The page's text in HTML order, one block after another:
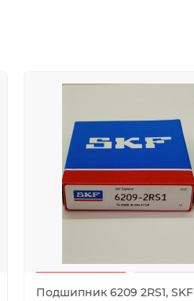
Подшипник 6209 2RS1, SKF